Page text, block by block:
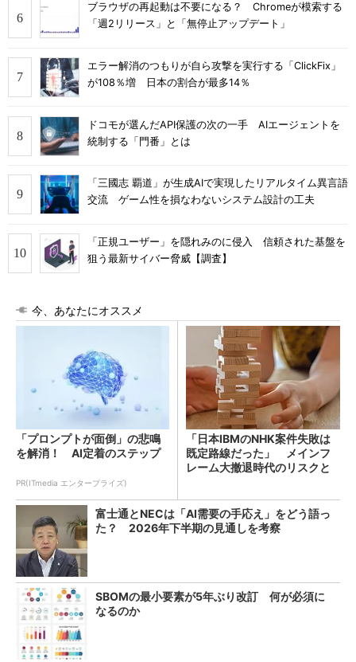
ブラウザの再起動は不要になる？ Chromeが模索する
「週2リリース」と「無停止アップデート」
エラー解消のつもりが自ら攻撃を実行する「ClickFix」
が108％増 日本の割合が最多14％
ドコモが選んだAPI保護の次の一手 AIエージェントを
統制する「門番」とは
「三國志 覇道」が生成AIで実現したリアルタイム異言語
交流 ゲーム性を損なわないシステム設計の工夫
「正規ユーザー」を隠れみのに侵入 信頼された基盤を
狙う最新サイバー脅威【調査】
今、あなたにオススメ
「プロンプトが面倒」の悲鳴
を解消！ AI定着のステップ
PR(ITmedia エンタープライズ)
「日本IBMのNHK案件失敗は
既定路線だった」 メインフ
レーム大撤退時代のリスクと
富士通とNECは「AI需要の手応え」をどう語っ
た？ 2026年下半期の見通しを考察
SBOMの最小要素が5年ぶり改訂 何が必須に
なるのか